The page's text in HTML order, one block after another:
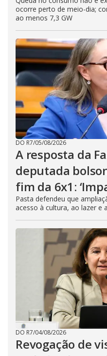
ocorre perto de meio-dia;
ao menos 7,3 GW
DO R7/05/08/2026
A resposta da
deputada
fim da 6x1:
Pasta defendeu que
acesso à cultura, ao lazer e
DO R7/04/08/2026
Revogação de